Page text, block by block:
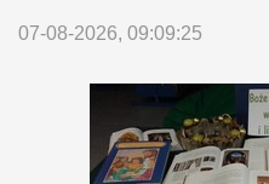
07-08-2026, 09:09:25